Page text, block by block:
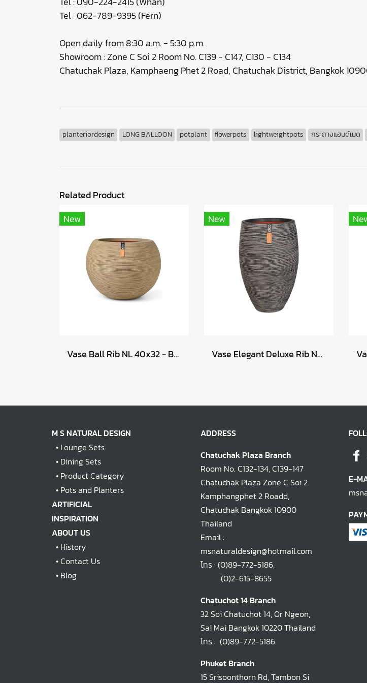
Tel : 062-789-9395 (Fern)
Open daily from 8:30 a.m. - 5:30 p.m.
Showroom : Zone C Soi 2 Room No. C139 - C147, C130 - C134
Chatuchak Plaza, Kamphaeng Phet 2 Road, Chatuchak District, Bangkok
planteriordesign LONG BALLOON potplant flowerpots lightweightpots กระถางแฮนด์เมด
Related Product
New
Vase Ball Rib NL 40x32 - Beige
New
Vase Elegant Deluxe Rib NL 50x74 - Anthracite
M S NATURAL DESIGN
• Lounge Sets
• Dining Sets
• Product Category
• Pots and Planters
ARTIFICIAL
INSPIRATION
ABOUT US
• History
•Contact Us
• Blog
ADDRESS
Chatuchak Plaza Branch
Room No. C132-134, C139-147
Chatuchak Plaza Zone C Soi 2
Kamphangphet 2 Roadd,
Chatuchak Bangkok 10900
Thailand
Email :
msnaturaldesign@hotmail.com
โทร : (0)89-772-5186,
(0)2-615-8655
Chatuchot 14 Branch
32 Soi Chatuchot 14, Or Ngeon,
Sai Mai Bangkok 10220 Thailand
โทร : (0)89-772-5186
Phuket Branch
15 Srisoonthorn Rd, Tambon Si
E-